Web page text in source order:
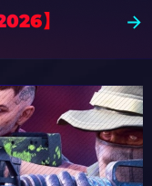
】